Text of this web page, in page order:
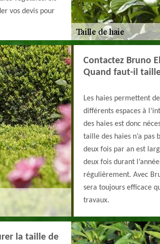
vos devis pour
Contactez Bruno
Quand faut-il
Les haies permettent
différents espaces à
des haies est donc
taille des haies n’a pas
deux fois par an est
deux fois durant
régulièrement. Avec
sera toujours efficace
travaux.
la taille de